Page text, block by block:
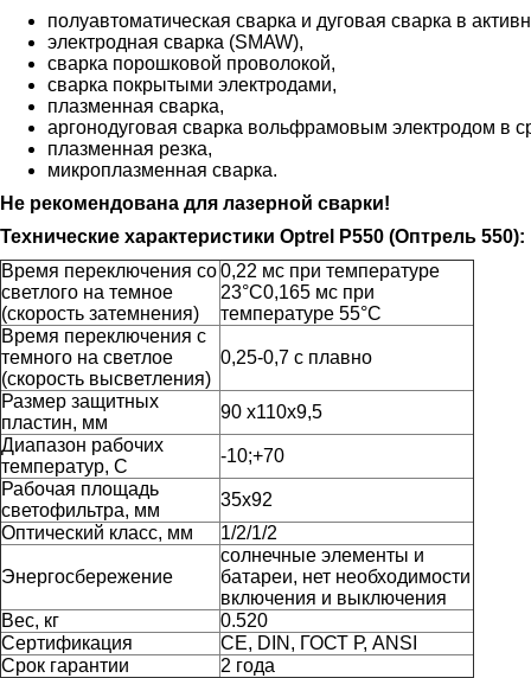
полуавтоматическая сварка и дуговая сварка в
электродная сварка (SMAW),
сварка порошковой проволокой,
сварка покрытыми электродами,
плазменная сварка,
аргонодуговая сварка вольфрамовым электродом в
плазменная резка,
микроплазменная сварка.
Не рекомендована для лазерной сварки!
Технические характеристики Optrel P550 (Оптрель 550):
Время переключения со
светлого на темное
(скорость затемнения)
0,22 мс при температуре
23°C0,165 мс при
температуре 55°C
Время переключения с
темного на светлое
(скорость высветления)
0,25-0,7 с плавно
Размер защитных
пластин, мм
90 x110x9,5
Диапазон рабочих
температур, С
-10;+70
Рабочая площадь
светофильтра, мм
35х92
Оптический класс, мм
1/2/1/2
Энергосбережение
солнечные элементы и
батареи, нет необходимости
включения и выключения
Вес, кг
0.520
Сертификация
CE, DIN, ГОСТ Р, ANSI
Срок гарантии
2 года